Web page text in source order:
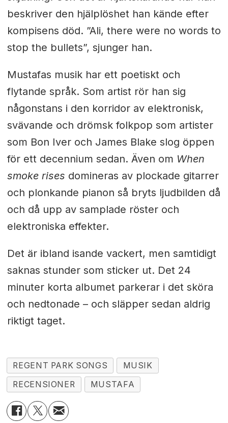
beskriver den hjälplöshet han kände efter
kompisens död. ”Ali, there were no words to
stop the bullets”, sjunger han.
Mustafas musik har ett poetiskt och
flytande språk. Som artist rör han sig
någonstans i den korridor av elektronisk,
svävande och drömsk folkpop som artister
som Bon Iver och James Blake slog öppen
för ett decennium sedan. Även om When
smoke rises domineras av plockade gitarrer
och plonkande pianon så bryts ljudbilden då
och då upp av samplade röster och
elektroniska effekter.
Det är ibland isande vackert, men samtidigt
saknas stunder som sticker ut. Det 24
minuter korta albumet parkerar i det sköra
och nedtonade – och släpper sedan aldrig
riktigt taget.
REGENT PARK SONGS
MUSIK
RECENSIONER
MUSTAFA